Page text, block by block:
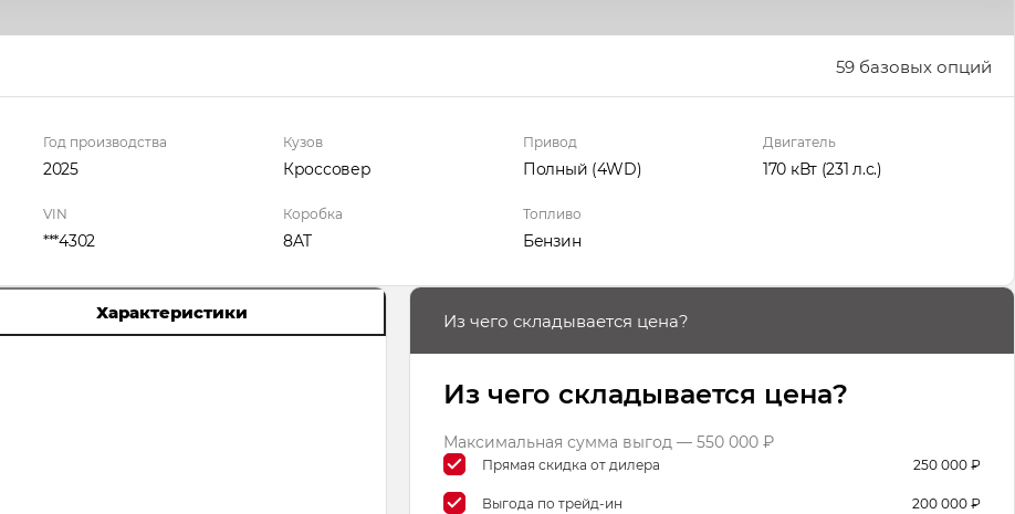
59 базовых опций
Год производства
2025
Кузов
Кроссовер
Привод
Полный (4WD)
Двигатель
170 кВт(231 л.с.)
VIN
***4302
Коробка
8AT
Топливо
Бензин
Характеристики Из чего складывается цена?
Из чего складывается цена?
Максимальная сумма выгод — 550 000 ₽
Прямая скидка от дилера 250 000 ₽
Выгода по трейд-ин 200 000 ₽